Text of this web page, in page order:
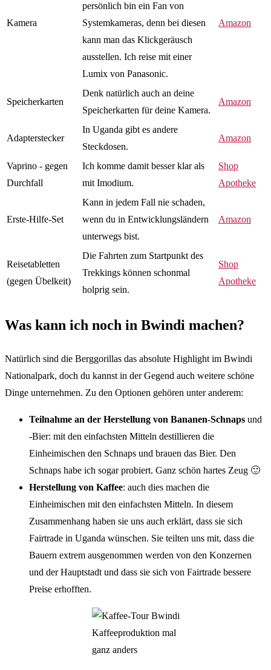
Kamera
persönlich bin ein Fan von
Systemkameras, denn bei diesen
kann man das Klickgeräusch
ausstellen. Ich reise mit einer
Lumix von Panasonic.
Amazon
Speicherkarten
Denk natürlich auch an deine
Speicherkarten für deine Kamera.
Amazon
Adapterstecker
In Uganda gibt es andere
Steckdosen.
Amazon
Vaprino - gegen
Durchfall
Ich komme damit besser klar als
mit Imodium.
Shop
Apotheke
Erste-Hilfe-Set
Kann in jedem Fall nie schaden,
wenn du in Entwicklungsländern
unterwegs bist.
Amazon
Reisetabletten
(gegen Übelkeit)
Die Fahrten zum Startpunkt des
Trekkings können schonmal
holprig sein.
Shop
Apotheke
Was kann ich noch in Bwindi machen?
Natürlich sind die Berggorillas das absolute Highlight im Bwindi
Nationalpark, doch du kannst in der Gegend auch weitere schöne
Dinge unternehmen. Zu den Optionen gehören unter anderem:
Teilnahme an der Herstellung von Bananen-Schnaps und
-Bier: mit den einfachsten Mitteln destillieren die
Einheimischen den Schnaps und brauen das Bier. Den
Schnaps habe ich sogar probiert. Ganz schön hartes Zeug 🙂
Herstellung von Kaffee: auch dies machen die
Einheimischen mit den einfachsten Mitteln. In diesem
Zusammenhang haben sie uns auch erklärt, dass sie sich
Fairtrade in Uganda wünschen. Sie teilten uns mit, dass die
Bauern extrem ausgenommen werden von den Konzernen
und der Hauptstadt und dass sie sich von Fairtrade bessere
Preise erhofften.
Kaffeeproduktion mal
ganz anders